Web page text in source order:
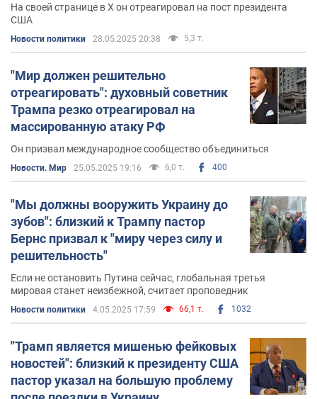
На своей странице в X он отреагировал на пост президента
США
Новости политики 28.05.2025 20:38 5,3 т.
"Мир должен решительно
отреагировать": духовный советник
Трампа резко отреагировал на
массированную атаку РФ
Он призвал международное сообщество объединиться
Новости. Мир 25.05.2025 19:16 6,0 т. 400
"Мы должны вооружить Украину до
зубов": близкий к Трампу пастор
Бернс призвал к "миру через силу и
решительность"
Если не остановить Путина сейчас, глобальная третья
мировая станет неизбежной, считает проповедник
Новости политики 4.05.2025 17:59 66,1 т. 1032
"Трамп является мишенью фейковых
новостей": близкий к президенту США
пастор указал на большую проблему